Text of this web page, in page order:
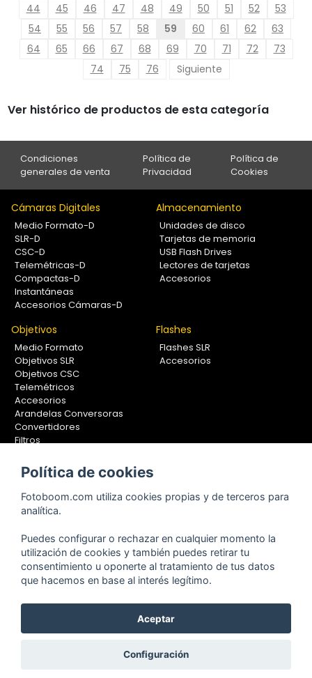
44
45 46 47 48 49 50 51 52
53
54
55 56 57 58 59 60 61 62
63
64
65 66 67 68 69 70 71 72
73
74
75 76 Siguiente
Ver histórico de productos de esta categoría
Condiciones
generales de venta
Política de
Privacidad
Política de
Cookies
Cámaras Digitales
Medio Formato-D
SLR-D
CSC-D
Telemétricas-D
Compactas-D
Instantáneas
Accesorios Cámaras-D
Almacenamiento
Unidades de disco
Tarjetas de memoria
USB Flash Drives
Lectores de tarjetas
Accesorios
Objetivos
Medio Formato
Objetivos SLR
Objetivos CSC
Telemétricos
Accesorios
Arandelas Conversoras
Convertidores
Filtros
Calibradores
Flashes
Flashes SLR
Accesorios
Soportes Fotografía
Monopiés
Trípodes
Kit Completos
Accesorios
Copyright © 2001-2024, Fotoboom, Fotonet, S.L. CIF. B-83430587
C/ San Romualdo Nº26 - 28037 Madrid - España
304 28 94. Cualquier comentario o sugerencia nos la puedes
Política de cookies
Fotoboom.com utiliza cookies propias y de terceros para
analítica.
Puedes configurar o rechazar en cualquier momento la
utilización de cookies y también puedes retirar tu
consentimiento u oponerte al tratamiento de tus datos
que hacemos en base al interés legítimo.
Aceptar
Configuración